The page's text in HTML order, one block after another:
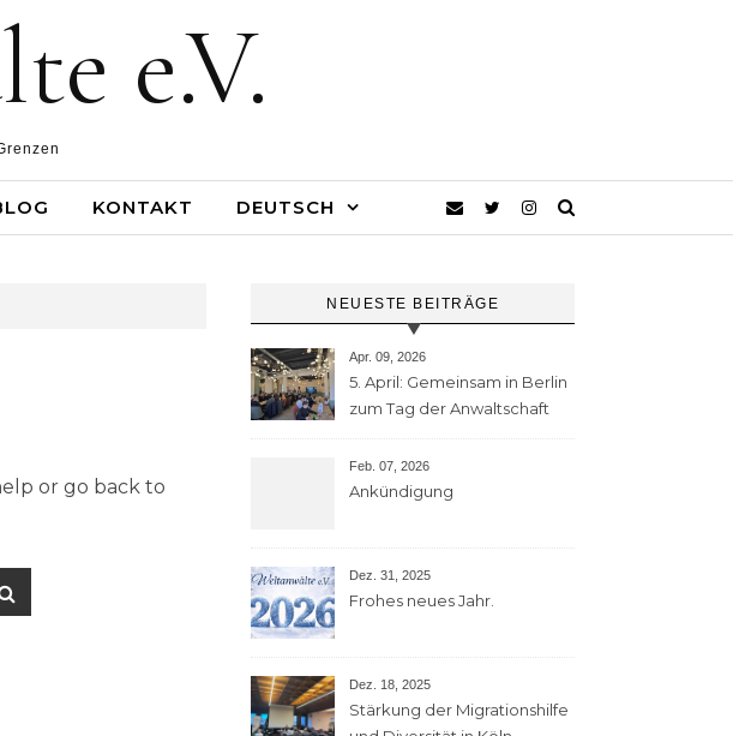
e.V.
KONTAKT DEUTSCH
or go back to
NEUESTE BEITRÄGE
Apr. 09, 2026
5. April: Gemeinsam in Berlin
zum Tag der Anwaltschaft
Feb. 07, 2026
Ankündigung
Dez. 31, 2025
Frohes neues Jahr.
Dez. 18, 2025
Stärkung der Migrationshilfe